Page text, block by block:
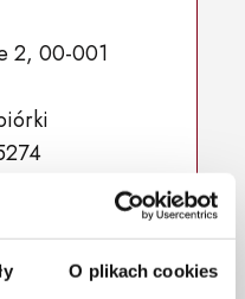
O plikach cookies
2, 00-001